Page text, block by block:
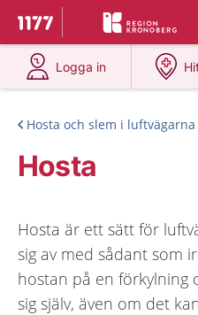
Till startsidan för 1177
Du har valt region
Logga in
på 1177.se
Hosta och slem i luftvägarna
Hosta
Hosta är ett sätt för
sig av med sådant som
hostan på en förkylning
sig själv, även om det